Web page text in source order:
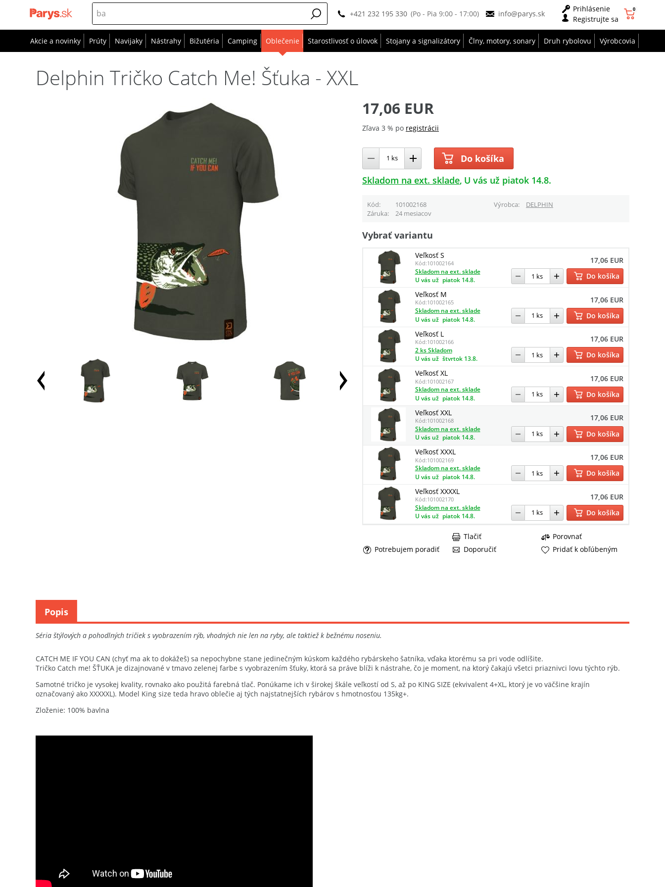
+421 232 195 330 (Po - Pia 9:00 - 17:00) info@parys.sk
Prihlásenie
Registrujte sa
0
Akcie a novinky Prúty Navijaky Nástrahy Bižutéria Camping Oblečenie Starostlivosť o úlovok Stojany a signalizátory Člny, motory, sonary Druh rybolovu Výrobcovia
Delphin Tričko Catch Me! Šťuka - XXL
17,06 EUR
Zľava 3 % po registrácii
Do košíka
Skladom na ext. sklade U vás už piatok 14.8.
Kód 101002168 Výrobca
DELPHIN
Záruka
24 mesiacov
Vybrať variantu
Veľkosť S
Kód:101002164 17,06 EUR
Skladom na ext. sklade
U vás už piatok 14.8.
Do košíka
Veľkosť M
Kód:101002165 17,06 EUR
Skladom na ext. sklade
U vás už piatok 14.8.
Do košíka
Veľkosť L
Kód:101002166 17,06 EUR
2 ks Skladom
U vás už štvrtok 13.8.
Do košíka
Veľkosť XL
Kód:101002167 17,06 EUR
Skladom na ext. sklade
U vás už piatok 14.8.
Do košíka
Veľkosť XXL
Kód:101002168 17,06 EUR
Skladom na ext. sklade
U vás už piatok 14.8.
Do košíka
Veľkosť XXXL
Kód:101002169 17,06 EUR
Skladom na ext. sklade
U vás už piatok 14.8.
Do košíka
Veľkosť XXXXL
Kód:101002170 17,06 EUR
Skladom na ext. sklade
U vás už piatok 14.8. Do košíka
Porovnať
Potrebujem poradiť
Doporučiť
Tlačiť
Pridať k obľúbeným
Séria štýlových a pohodlných tričiek s vyobrazením rýb, vhodných nie len na ryby, ale taktiež k bežnému noseniu.
CATCH ME IF YOU CAN (chyť ma ak to dokážeš) sa nepochybne stane jedinečným kúskom každého rybárskeho šatníka, vďaka ktorému sa pri vode odlíšite.
Tričko Catch me! ŠŤUKA je dizajnované v tmavo zelenej farbe s vyobrazením šťuky, ktorá sa práve blíži k nástrahe, čo je moment, na ktorý čakajú všetci priaznivci lovu týchto rýb.
Samotné tričko je vysokej kvality, rovnako ako použitá farebná tlač. Ponúkame ich v širokej škále veľkostí od S, až po KING SIZE (ekvivalent 4+XL, ktorý je vo väčšine krajín
označovaný ako XXXXXL). Model King size teda hravo oblečie aj tých najstatnejších rybárov s hmotnosťou 135kg+.
Zloženie: 100% bavlna
Popis